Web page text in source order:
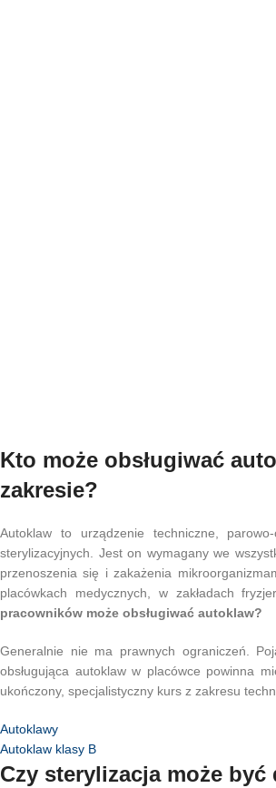
Kto może obsługiwać
zakresie?
Autoklaw to urządzenie techniczne,
sterylizacyjnych. Jest on wymagany we
przenoszenia się i zakażenia
placówkach medycznych, w zakładach
pracowników może obsługiwać autoklaw?
Generalnie nie ma prawnych ograniczeń.
obsługująca autoklaw w placówce powinna
ukończony, specjalistyczny kurs z zakresu
Autoklawy
Autoklaw klasy B
Czy sterylizacja może